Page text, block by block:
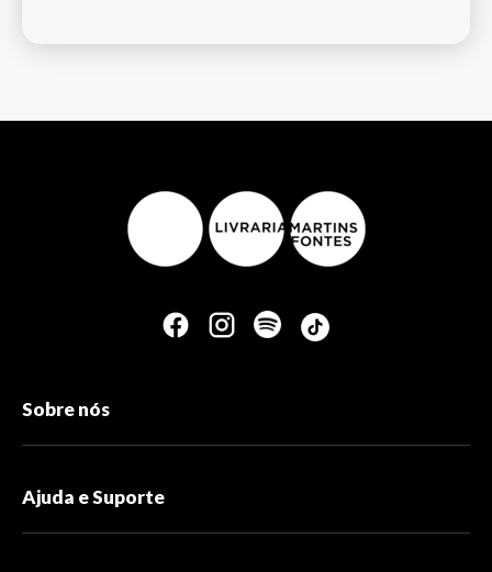
Sobre nós
Ajuda e Suporte